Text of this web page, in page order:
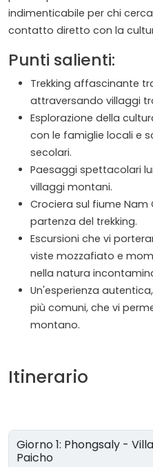
indimenticabile per chi
contatto diretto con la
Punti salienti:
Trekking affascinante
attraversando villaggi
Esplorazione della
con le famiglie locali e
secolari.
Paesaggi spettacolari
villaggi montani.
Crociera sul fiume Nam
partenza del trekking.
Escursioni che vi
viste mozzafiato e
nella natura
Un'esperienza
più comuni, che vi
montano.
Itinerario
Giorno 1: Phongsaly - Villaggio Hatsa - Villaggio
Paicho